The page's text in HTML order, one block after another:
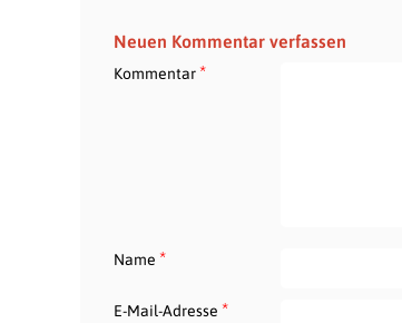
Neuen Kommentar verfassen
Kommentar*
Name *
E-Mail-Adresse *